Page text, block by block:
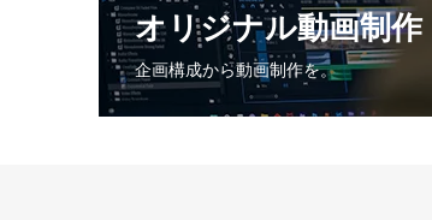
オリジナル動画制作
企画構成から動画制作を。